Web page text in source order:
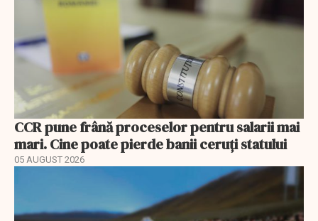
CCR pune frână proceselor pentru salarii mai
mari. Cine poate pierde banii ceruți statului
05 AUGUST 2026